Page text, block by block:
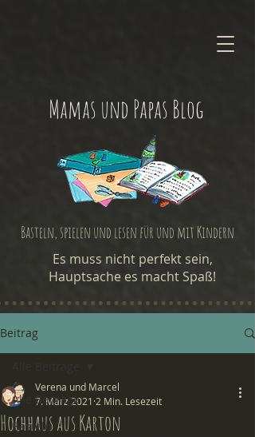
Mamas und Papas Blog
Es muss nicht perfekt sein,
Hauptsache es macht Spaß!
Basteln, spielen und lesen für und mit Kindern
Beitrag
Alle Beiträge
Basteln
Hochhaus aus Karton
Verena und Marcel
7. März 2021 2 Min. Lesezeit